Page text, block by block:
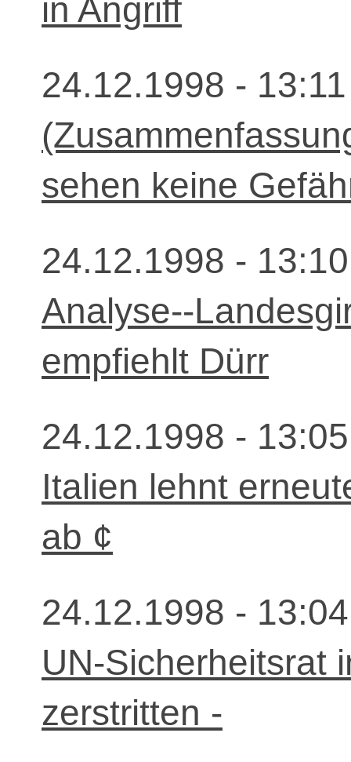
in Angriff
24.12.1998 -
sehen keine
24.12.1998 -
Analyse--
empfiehlt Dürr
24.12.1998 -
Italien lehnt
ab ¢
24.12.1998 -
UN-Sicherheitsrat
zerstritten -